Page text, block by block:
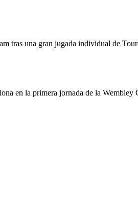
tras una gran jugada individual de
en la primera jornada de la Wembley